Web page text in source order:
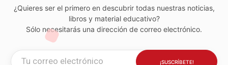
¿Quieres ser el primero en descubrir todas nuestras noticias,
libros y material educativo?
Sólo necesitarás una dirección de correo electrónico.